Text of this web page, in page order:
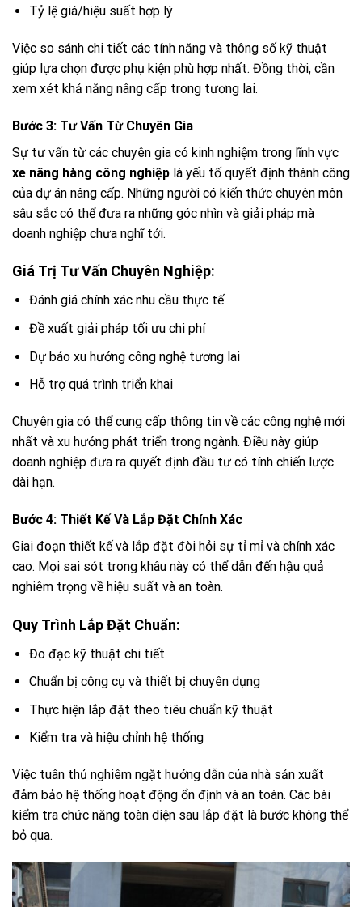
Tỷ lệ giá/hiệu suất hợp lý
Việc so sánh chi tiết các tính năng và thông số kỹ thuật
giúp lựa chọn được phụ kiện phù hợp nhất. Đồng thời, cần
xem xét khả năng nâng cấp trong tương lai.
Bước 3: Tư Vấn Từ Chuyên Gia
Sự tư vấn từ các chuyên gia có kinh nghiệm trong lĩnh vực
xe nâng hàng công nghiệp là yếu tố quyết định thành công
của dự án nâng cấp. Những người có kiến thức chuyên môn
sâu sắc có thể đưa ra những góc nhìn và giải pháp mà
doanh nghiệp chưa nghĩ tới.
Giá Trị Tư Vấn Chuyên Nghiệp:
Đánh giá chính xác nhu cầu thực tế
Đề xuất giải pháp tối ưu chi phí
Dự báo xu hướng công nghệ tương lai
Hỗ trợ quá trình triển khai
Chuyên gia có thể cung cấp thông tin về các công nghệ mới
nhất và xu hướng phát triển trong ngành. Điều này giúp
doanh nghiệp đưa ra quyết định đầu tư có tính chiến lược
dài hạn.
Bước 4: Thiết Kế Và Lắp Đặt Chính Xác
Giai đoạn thiết kế và lắp đặt đòi hỏi sự tỉ mỉ và chính xác
cao. Mọi sai sót trong khâu này có thể dẫn đến hậu quả
nghiêm trọng về hiệu suất và an toàn.
Quy Trình Lắp Đặt Chuẩn:
Đo đạc kỹ thuật chi tiết
Chuẩn bị công cụ và thiết bị chuyên dụng
Thực hiện lắp đặt theo tiêu chuẩn kỹ thuật
Kiểm tra và hiệu chỉnh hệ thống
Việc tuân thủ nghiêm ngặt hướng dẫn của nhà sản xuất
đảm bảo hệ thống hoạt động ổn định và an toàn. Các bài
kiểm tra chức năng toàn diện sau lắp đặt là bước không thể
bỏ qua.